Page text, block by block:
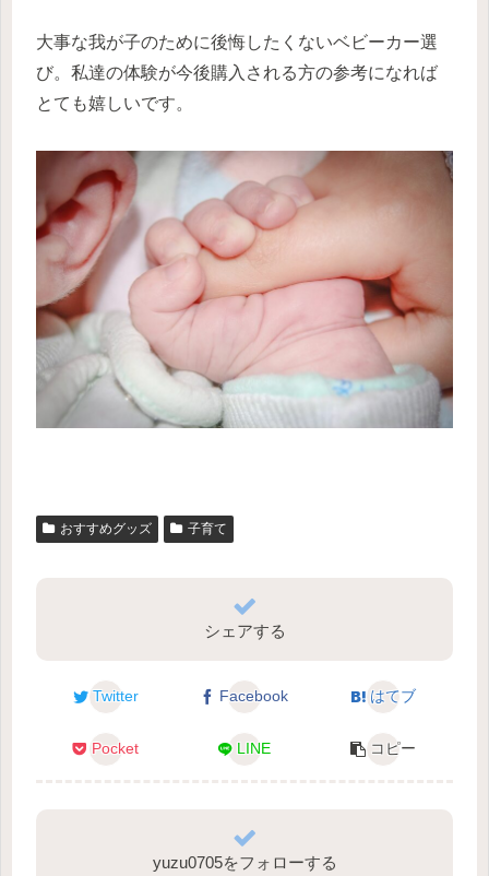
大事な我が子のために後悔したくないベビーカー選
び。私達の体験が今後購入される方の参考になれば
とても嬉しいです。
おすすめグッズ 子育て
シェアする
Twitter Facebook はてブ
Pocket LINE コピー
yuzu0705をフォローする